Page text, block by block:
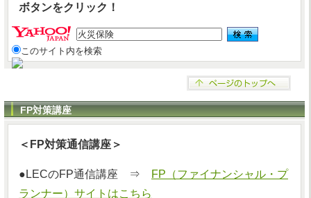
ボタンをクリック！
このサイト内を検索
FP対策講座
＜FP対策通信講座＞
●LECのFP通信講座 ⇒
FP（ファイナンシャル・プ
ランナー）サイトはこちら